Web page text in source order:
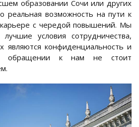
образовании Сочи или других
реальная возможность на пути к
с чередой повышений. Мы
условия сотрудничества,
являются конфиденциальность и
обращении к нам не стоит